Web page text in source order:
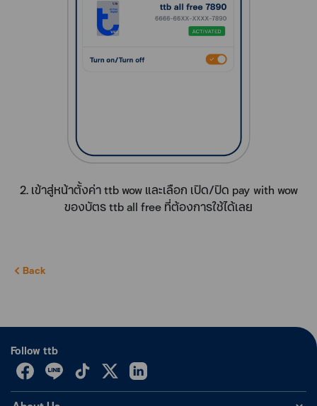
2. เข้าสู่หน้าตั้งค่า ttb wow และเลือก เปิด/ปิด pay with wow
ของบัตร ttb all free ที่ต้องการใช้ได้เลย
Back
Follow ttb